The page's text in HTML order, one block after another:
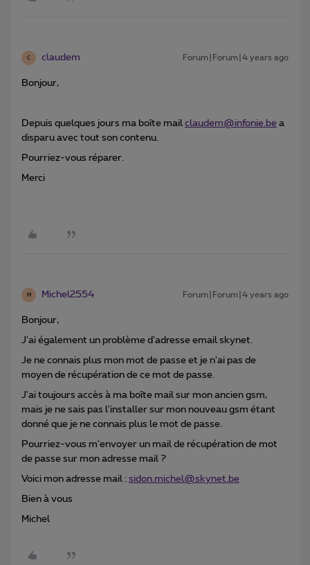
C claudem Forum|Forum|4 years ago
Bonjour,
Depuis quelques jours ma boîte mail claudem@infonie.be a
disparu avec tout son contenu.
Pourriez-vous réparer.
Merci
M Michel2554 Forum|Forum|4 years ago
Bonjour,
J'ai également un problème d'adresse email skynet.
Je ne connais plus mon mot de passe et je n'ai pas de
moyen de récupération de ce mot de passe.
J'ai toujours accès à ma boîte mail sur mon ancien gsm,
mais je ne sais pas l'installer sur mon nouveau gsm étant
donné que je ne connais plus le mot de passe.
Pourriez-vous m'envoyer un mail de récupération de mot
de passe sur mon adresse mail ?
Voici mon adresse mail : sidon.michel@skynet.be
Bien à vous
Michel